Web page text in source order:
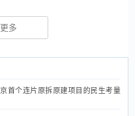
多
首个连片原拆原建项目的民生考量